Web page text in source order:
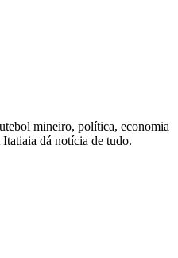
mineiro, política, economia
dá notícia de tudo.